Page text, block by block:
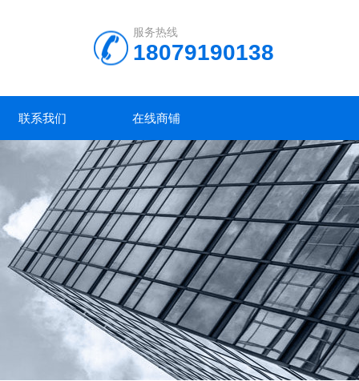
服务热线
18079190138
联系我们 在线商铺